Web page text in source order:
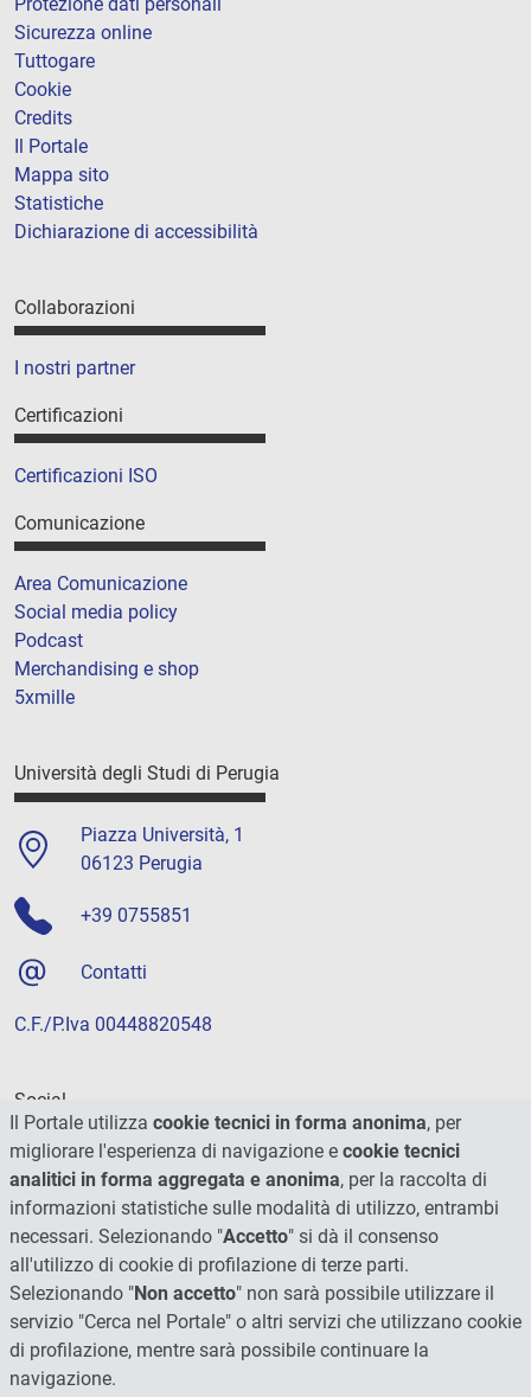
Sicurezza online
Tuttogare
Cookie
Credits
Il Portale
Mappa sito
Statistiche
Dichiarazione di accessibilità
Collaborazioni
I nostri partner
Certificazioni
Certificazioni ISO
Comunicazione
Area Comunicazione
Social media policy
Podcast
Merchandising e shop
5xmille
Università degli Studi di Perugia
Piazza Università, 1
06123 Perugia
+39 0755851
Contatti
C.F./P.Iva 00448820548
Social
Il Portale utilizza cookie tecnici in forma anonima, per
migliorare l'esperienza di navigazione e cookie tecnici
analitici in forma aggregata e anonima, per la raccolta di
informazioni statistiche sulle modalità di utilizzo, entrambi
necessari. Selezionando "Accetto" si dà il consenso
all'utilizzo di cookie di profilazione di terze parti.
Selezionando "Non accetto" non sarà possibile utilizzare il
servizio "Cerca nel Portale" o altri servizi che utilizzano cookie
di profilazione, mentre sarà possibile continuare la
navigazione.